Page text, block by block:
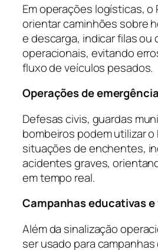
Em operações logísticas, o
orientar caminhões sobre
e descarga, indicar filas ou
operacionais, evitando
fluxo de veículos pesados.
Operações de emergência
Defesas civis, guardas
bombeiros podem utilizar o
situações de enchentes,
acidentes graves,
em tempo real.
Campanhas educativas
Além da sinalização
ser usado para